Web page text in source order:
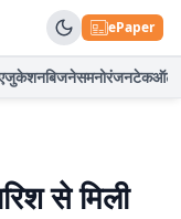
ePaper
बिजनेसमनोरंजनटेकऑटो
से मिली